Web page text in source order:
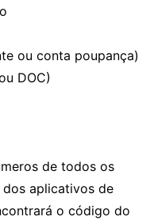
ou conta poupança)
DOC)
de todos os
dos aplicativos de
o código do